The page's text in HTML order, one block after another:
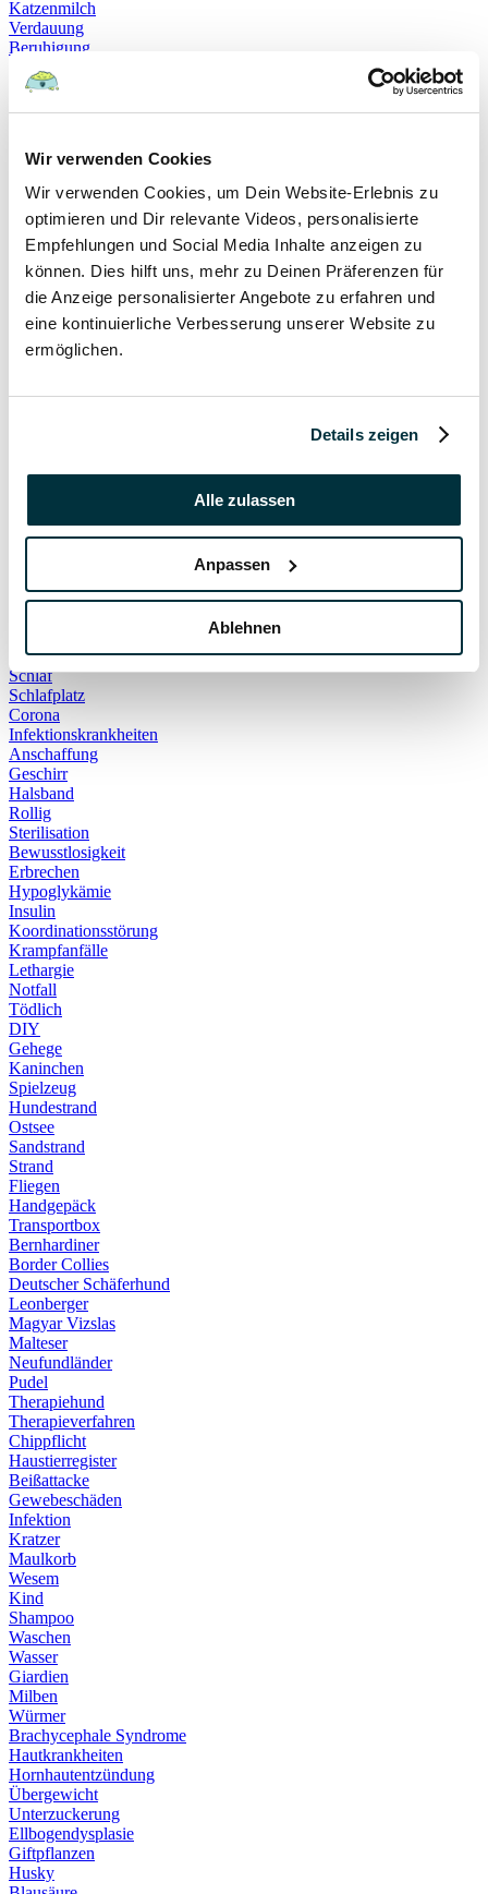
Wir verwenden Cookies
Wir verwenden Cookies, um Dein Website-Erlebnis zu
optimieren und Dir relevante Videos, personalisierte
Empfehlungen und Social Media Inhalte anzeigen zu
können. Dies hilft uns, mehr zu Deinen Präferenzen für
die Anzeige personalisierter Angebote zu erfahren und
eine kontinuierliche Verbesserung unserer Website zu
ermöglichen.
Details zeigen
Alle zulassen
Anpassen
Ablehnen
Katzenmilch
Verdauung
Beruhigung
Katzenverhalten
Schnurren
Hundeführerschein
Prüfung
Sachkundenachweis
Sozialverträglichkeit
Bloodhound
Hundesport
Mantrailing
Rettungshund
Schäferhund
Schweißhund
exzessives Lecken
Hepatitis
Staupe
Katzenspielzeug
Leinenführigkeit
Hundebett
Schlaf
Schlafplatz
Corona
Infektionskrankheiten
Anschaffung
Geschirr
Halsband
Rollig
Sterilisation
Bewusstlosigkeit
Erbrechen
Hypoglykämie
Insulin
Koordinationsstörung
Krampfanfälle
Lethargie
Notfall
Tödlich
DIY
Gehege
Kaninchen
Spielzeug
Hundestrand
Ostsee
Sandstrand
Strand
Fliegen
Handgepäck
Transportbox
Bernhardiner
Border Collies
Deutscher Schäferhund
Leonberger
Magyar Vizslas
Malteser
Neufundländer
Pudel
Therapiehund
Therapieverfahren
Chippflicht
Haustierregister
Beißattacke
Gewebeschäden
Infektion
Kratzer
Maulkorb
Wesem
Kind
Shampoo
Waschen
Wasser
Giardien
Milben
Würmer
Brachycephale Syndrome
Hautkrankheiten
Hornhautentzündung
Übergewicht
Unterzuckerung
Ellbogendysplasie
Giftpflanzen
Husky